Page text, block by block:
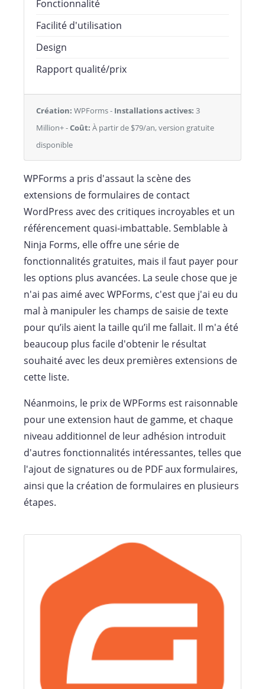
Fonctionnalité
Facilité d'utilisation
Design
Rapport qualité/prix
Création: WPForms - Installations actives: 3
Million+ -Coût: À partir de $79/an, version gratuite
disponible
WPForms a pris d'assaut la scène des
extensions de formulaires de contact
WordPress avec des critiques incroyables et un
référencement quasi-imbattable. Semblable à
Ninja Forms, elle offre une série de
fonctionnalités gratuites, mais il faut payer pour
les options plus avancées. La seule chose que je
n'ai pas aimé avec WPForms, c'est que j'ai eu du
mal à manipuler les champs de saisie de texte
pour qu’ils aient la taille qu’il me fallait. Il m'a été
beaucoup plus facile d'obtenir le résultat
souhaité avec les deux premières extensions de
cette liste.
Néanmoins, le prix de WPForms est raisonnable
pour une extension haut de gamme, et chaque
niveau additionnel de leur adhésion introduit
d'autres fonctionnalités intéressantes, telles que
l'ajout de signatures ou de PDF aux formulaires,
ainsi que la création de formulaires en plusieurs
étapes.